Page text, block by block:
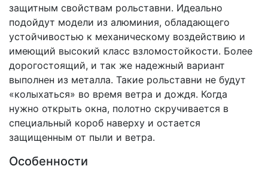
защитным свойствам рольставни. Идеально
подойдут модели из алюминия, обладающего
устойчивостью к механическому воздействию и
имеющий высокий класс взломостойкости. Более
дорогостоящий, и так же надежный вариант
выполнен из металла. Такие рольставни не будут
«колыхаться» во время ветра и дождя. Когда
нужно открыть окна, полотно скручивается в
специальный короб наверху и остается
защищенным от пыли и ветра.
Особенности